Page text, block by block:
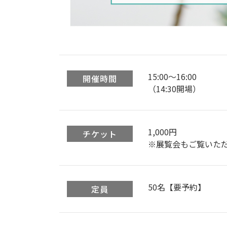
開催時間
15:00〜16:00
（14:30開場）
チケット
1,000円
※展覧会もご覧いた
定員 50名【要予約】